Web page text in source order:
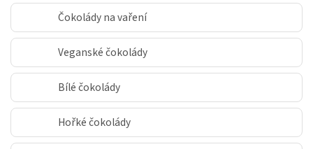
Čokolády na vaření
Veganské čokolády
Bílé čokolády
Hořké čokolády